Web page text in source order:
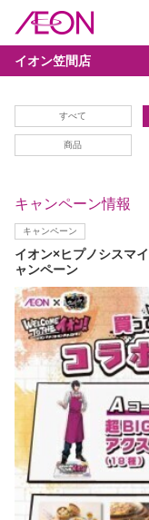
イオン笠間店
すべて
商品
キャンペーン情報
キャンペーン
イオン×ヒプノシスマ
ャンペーン